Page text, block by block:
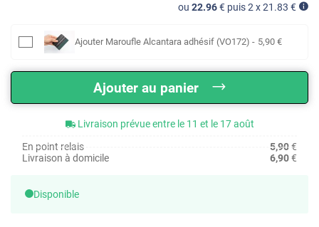
ou 22.96€ puis 2 x21.83 €
Ajouter Maroufle Alcantara adhésif (VO172) - 5,90 €
Ajouter au panier
Livraison prévue entre le 11 et le 17 août
En point relais
5,90€
Livraison à domicile
6,90€
Disponible